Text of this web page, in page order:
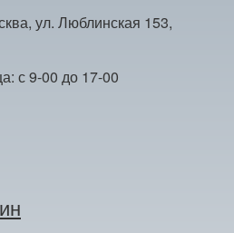
ул. Люблинская 153,
с 9-00 до 17-00